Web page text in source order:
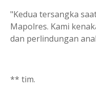
"Kedua tersangka
Mapolres. Kami
dan perlindungan
** tim.